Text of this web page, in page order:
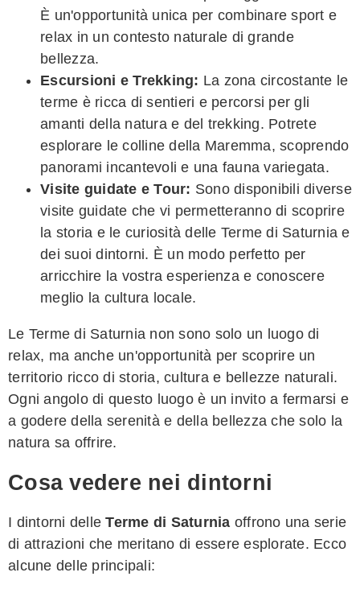
È un'opportunità unica per combinare sport e
relax in un contesto naturale di grande
bellezza.
Escursioni e Trekking: La zona circostante le
terme è ricca di sentieri e percorsi per gli
amanti della natura e del trekking. Potrete
esplorare le colline della Maremma, scoprendo
panorami incantevoli e una fauna variegata.
Visite guidate e Tour: Sono disponibili diverse
visite guidate che vi permetteranno di scoprire
la storia e le curiosità delle Terme di Saturnia e
dei suoi dintorni. È un modo perfetto per
arricchire la vostra esperienza e conoscere
meglio la cultura locale.
Le Terme di Saturnia non sono solo un luogo di
relax, ma anche un'opportunità per scoprire un
territorio ricco di storia, cultura e bellezze naturali.
Ogni angolo di questo luogo è un invito a fermarsi e
a godere della serenità e della bellezza che solo la
natura sa offrire.
Cosa vedere nei dintorni
I dintorni delleTerme di Saturnia offrono una serie
di attrazioni che meritano di essere esplorate. Ecco
alcune delle principali: